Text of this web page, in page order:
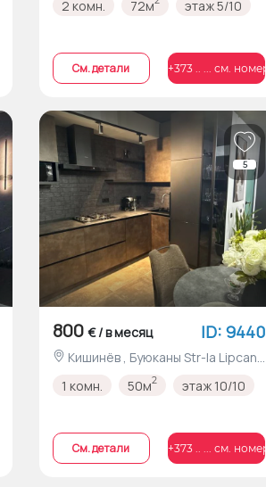
2 комн. 72м этаж 5/10
Cм. детали +373 .. ... см. номер
5
800 € / в месяц ID: 9440
1 комн. 50м2 этаж 10/10
Cм. детали +373 .. ... см. номер